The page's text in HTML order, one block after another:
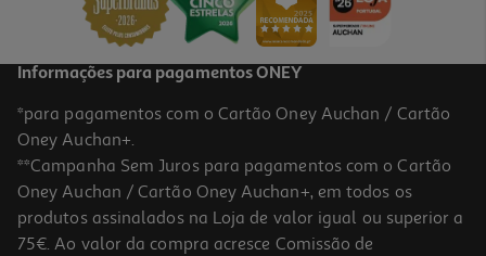
-33%
Informações para pagamentos ONEY
*para pagamentos com o Cartão Oney Auchan / Cartão
Oney Auchan+.
**Campanha Sem Juros para pagamentos com o Cartão
Oney Auchan / Cartão Oney Auchan+, em todos os
produtos assinalados na Loja de valor igual ou superior a
75€. Ao valor da compra acresce Comissão de